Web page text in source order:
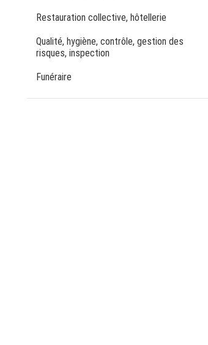
Restauration collective, hôtellerie
Qualité, hygiène, contrôle, gestion des
risques, inspection
Funéraire